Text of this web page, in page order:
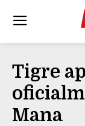
Tigre
Mana